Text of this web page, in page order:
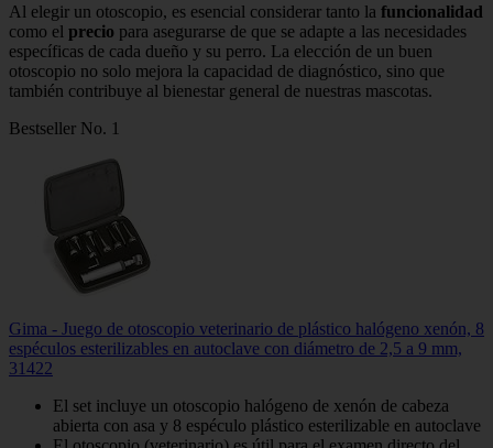
Al elegir un otoscopio, es esencial considerar tanto la funcionalidad
como el precio para asegurarse de que se adapte a las necesidades
específicas de cada dueño y su perro. La elección de un buen
otoscopio no solo mejora la capacidad de diagnóstico, sino que
también contribuye al bienestar general de nuestras mascotas.
Bestseller No. 1
Gima - Juego de otoscopio veterinario de plástico halógeno xenón, 8
espéculos esterilizables en autoclave con diámetro de 2,5 a 9 mm,
31422
El set incluye un otoscopio halógeno de xenón de cabeza
abierta con asa y 8 espéculo plástico esterilizable en autoclave